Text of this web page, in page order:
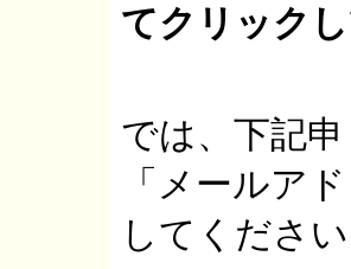
てクリック
では、下記
「メールア
してください